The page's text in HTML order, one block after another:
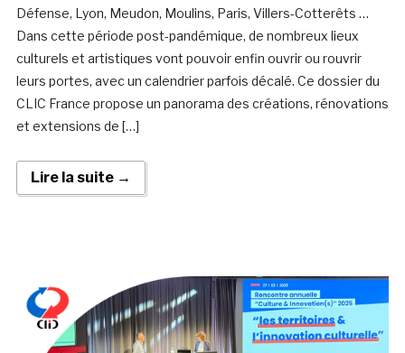
Défense, Lyon, Meudon, Moulins, Paris, Villers-Cotterêts …
Dans cette période post-pandémique, de nombreux lieux
culturels et artistiques vont pouvoir enfin ouvrir ou rouvrir
leurs portes, avec un calendrier parfois décalé. Ce dossier du
CLIC France propose un panorama des créations, rénovations
et extensions de […]
Lire la suite →